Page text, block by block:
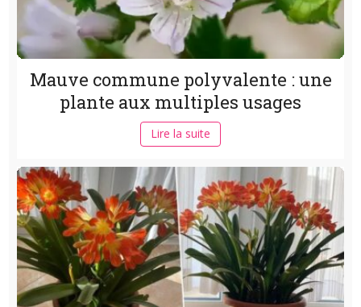
Mauve commune polyvalente : une
plante aux multiples usages
Lire la suite